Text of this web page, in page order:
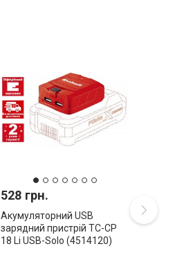
528 грн.
Акумуляторний USB
зарядний пристрій TC-CP
18 Li USB-Solo (4514120)